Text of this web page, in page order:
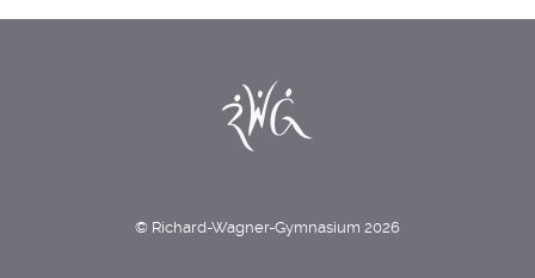
© Richard-Wagner-Gymnasium 2026